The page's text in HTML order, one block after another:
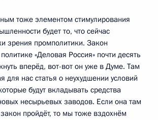
тоже элементом стимулирования
будет то, что сейчас
зрения промполитики. Закон
«Деловая Россия» почти десять
вперёд, вот-вот он уже в Думе. Там
для нас статья о неухудшении условий
будут вкладывать средства
несырьевых заводов. Если она там
пройдёт, то мы тоже вздохнём